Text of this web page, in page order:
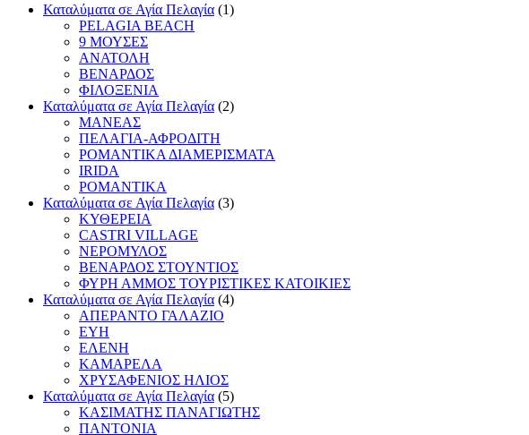
Καταλύματα σε Αγία Πελαγία (1)
PELAGIA BEACH
9 ΜΟΥΣΕΣ
ΑΝΑΤΟΛΗ
ΒΕΝΑΡΔΟΣ
ΦΙΛΟΞΕΝΙΑ
Καταλύματα σε Αγία Πελαγία (2)
ΜΑΝΕΑΣ
ΠΕΛΑΓΙΑ-ΑΦΡΟΔΙΤΗ
ΡΟΜΑΝΤΙΚΑ ΔΙΑΜΕΡΙΣΜΑΤΑ
IRIDA
ΡΟΜΑΝΤΙΚΑ
Καταλύματα σε Αγία Πελαγία (3)
ΚΥΘΕΡΕΙΑ
CASTRI VILLAGE
ΝΕΡΟΜΥΛΟΣ
ΒΕΝΑΡΔΟΣ ΣΤΟΥΝΤΙΟΣ
ΦΥΡΗ ΑΜΜΟΣ ΤΟΥΡΙΣΤΙΚΕΣ ΚΑΤΟΙΚΙΕΣ
Καταλύματα σε Αγία Πελαγία (4)
ΑΠΕΡΑΝΤΟ ΓΑΛΑΖΙΟ
ΕΥΗ
ΕΛΕΝΗ
ΚΑΜΑΡΕΛΑ
ΧΡΥΣΑΦΕΝΙΟΣ ΗΛΙΟΣ
Καταλύματα σε Αγία Πελαγία (5)
ΚΑΣΙΜΑΤΗΣ ΠΑΝΑΓΙΩΤΗΣ
ΠΑΝΤΟΝΙΑ